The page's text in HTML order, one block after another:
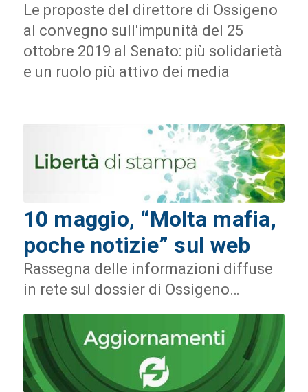
Le proposte del direttore di Ossigeno
al convegno sull'impunità del 25
ottobre 2019 al Senato: più solidarietà
e un ruolo più attivo dei media
10 maggio, “Molta mafia,
poche notizie” sul web
Rassegna delle informazioni diffuse
in rete sul dossier di Ossigeno…